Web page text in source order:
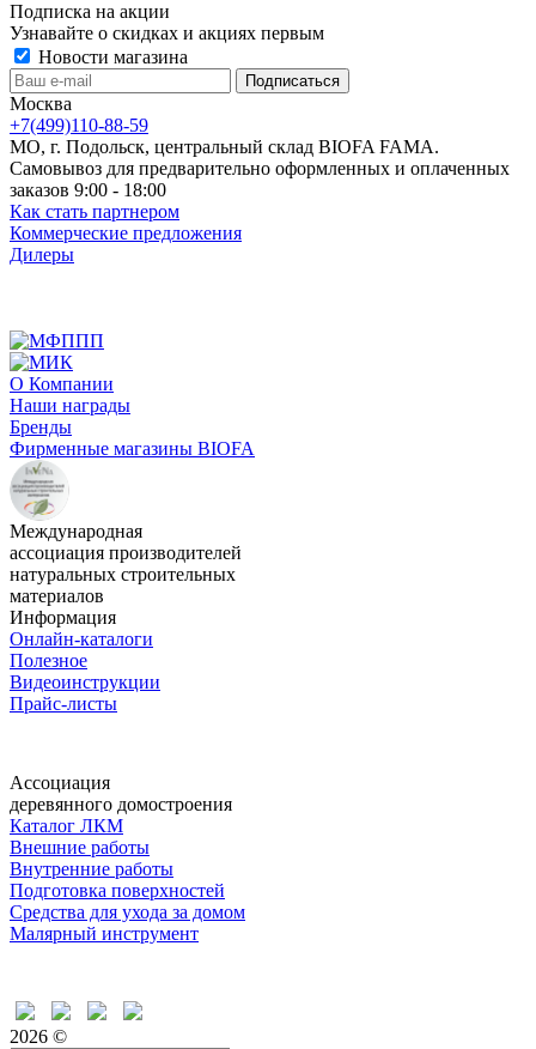
Подписка на акции
Узнавайте о скидках и акциях первым
Новости магазина
Москва
+7(499)110-88-59
МО, г. Подольск, центральный склад BIOFA FAMA.
Самовывоз для предварительно оформленных и оплаченных
заказов 9:00 - 18:00
Как стать партнером
Коммерческие предложения
Дилеры
О Компании
Наши награды
Бренды
Фирменные магазины BIOFA
Международная
ассоциация производителей
натуральных строительных
материалов
Информация
Онлайн-каталоги
Полезное
Видеоинструкции
Прайс-листы
Ассоциация
деревянного домостроения
Каталог ЛКМ
Внешние работы
Внутренние работы
Подготовка поверхностей
Средства для ухода за домом
Малярный инструмент
2026 ©